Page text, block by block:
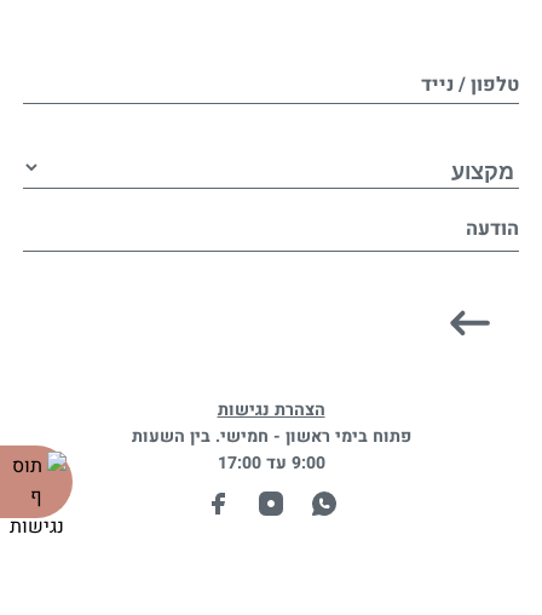
טלפון / נייד
הודעה
הצהרת נגישות
פתוח בימי ראשון - חמישי. בין השעות
9:00 עד 17:00